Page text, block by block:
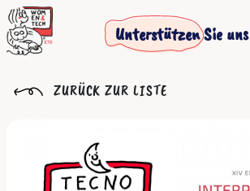
Unterstützen Sie uns
ZURÜCK ZUR LISTE